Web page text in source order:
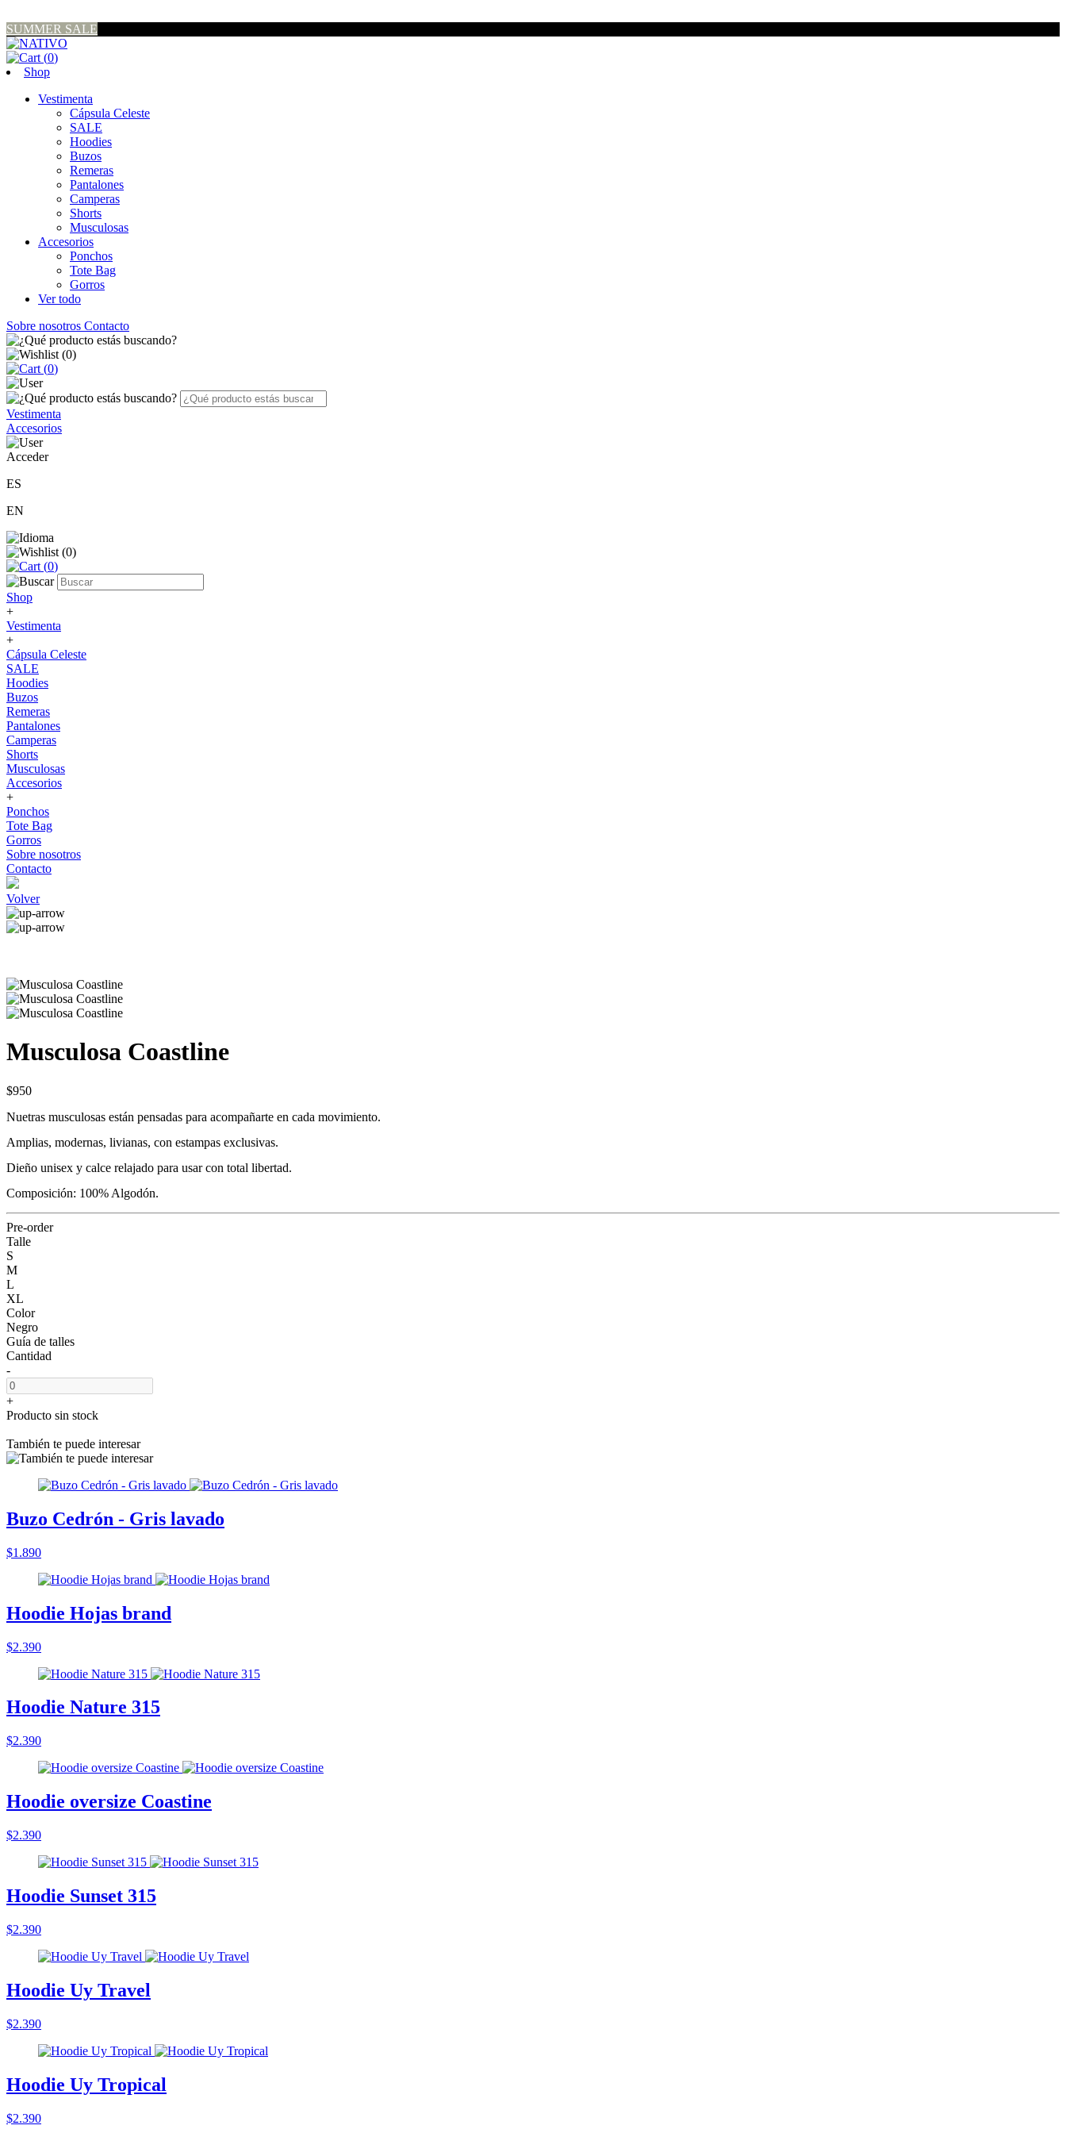
SUMMER SALE
(0)
Shop
Vestimenta
Cápsula Celeste
SALE
Hoodies
Buzos
Remeras
Pantalones
Camperas
Shorts
Musculosas
Accesorios
Ponchos
Tote Bag
Gorros
Ver todo
Sobre nosotros Contacto
(0)
(0)
Vestimenta
Accesorios
Acceder
ES
EN
(0)
(0)
Shop
+
Vestimenta
+
Cápsula Celeste
SALE
Hoodies
Buzos
Remeras
Pantalones
Camperas
Shorts
Musculosas
Accesorios
+
Ponchos
Tote Bag
Gorros
Sobre nosotros
Contacto
Volver
Musculosa Coastline
$950
Nuetras musculosas están pensadas para acompañarte en cada movimiento.
Amplias, modernas, livianas, con estampas exclusivas.
Dieño unisex y calce relajado para usar con total libertad.
Composición: 100% Algodón.
Pre-order
Talle
S
M
L
XL
Color
Negro
Guía de talles
Cantidad
-
+
Producto sin stock
También te puede interesar
Buzo Cedrón - Gris lavado
$1.890
Hoodie Hojas brand
$2.390
Hoodie Nature 315
$2.390
Hoodie oversize Coastine
$2.390
Hoodie Sunset 315
$2.390
Hoodie Uy Travel
$2.390
Hoodie Uy Tropical
$2.390